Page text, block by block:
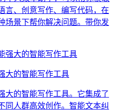
言、创意写作、编写代码，在
场景下帮你解决问题。带你发
大的智能写作工具
大的智能写作工具。它集成了
同人群高效创作。智能文本纠